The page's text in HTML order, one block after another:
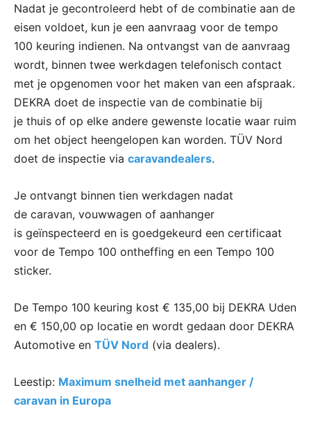
Nadat je gecontroleerd hebt of de combinatie aan de
eisen voldoet, kun je een aanvraag voor de tempo
100 keuring indienen. Na ontvangst van de aanvraag
wordt, binnen twee werkdagen telefonisch contact
met je opgenomen voor het maken van een afspraak.
DEKRA doet de inspectie van de combinatie bij
je thuis of op elke andere gewenste locatie waar ruim
om het object heengelopen kan worden. TÜV Nord
doet de inspectie via caravandealers.
Je ontvangt binnen tien werkdagen nadat
de caravan, vouwwagen of aanhanger
is geïnspecteerd en is goedgekeurd een certificaat
voor de Tempo 100 ontheffing en een Tempo 100
sticker.
De Tempo 100 keuring kost € 135,00 bij DEKRA Uden
en € 150,00 op locatie en wordt gedaan door DEKRA
Automotive en TÜV Nord (via dealers).
Leestip: Maximum snelheid met aanhanger /
caravan in Europa